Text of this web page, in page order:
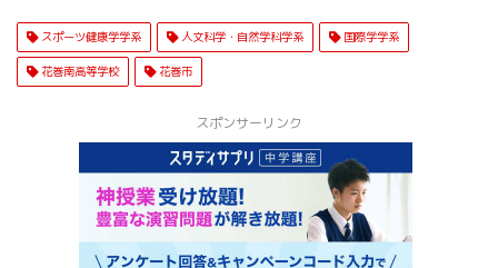
スポーツ健康学学系 人文科学・自然学科学系 国際学学系
花巻南高等学校 花巻市
スポンサーリンク